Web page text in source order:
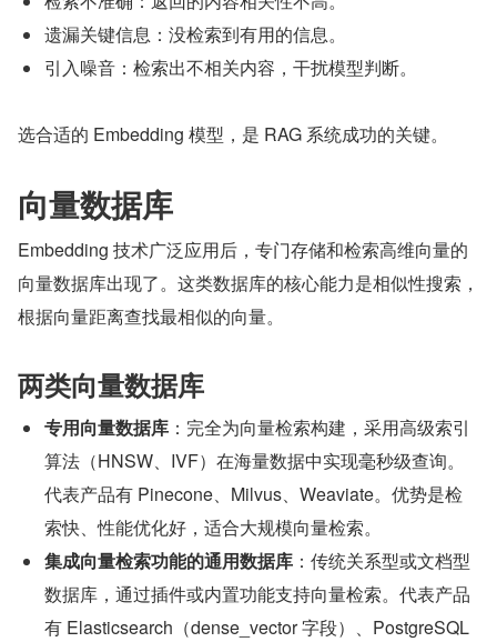
遗漏关键信息：没检索到有用的信息。
引入噪音：检索出不相关内容，干扰模型判断。
选合适的 Embedding 模型，是 RAG 系统成功的关键。
向量数据库
Embedding 技术广泛应用后，专门存储和检索高维向量的
向量数据库出现了。这类数据库的核心能力是相似性搜索，
根据向量距离查找最相似的向量。
两类向量数据库
专用向量数据库 ：完全为向量检索构建，采用高级索引
算法（HNSW、IVF）在海量数据中实现毫秒级查询。
代表产品有 Pinecone、Milvus、Weaviate。优势是检
索快、性能优化好，适合大规模向量检索。
集成向量检索功能的通用数据库 ：传统关系型或文档型
数据库，通过插件或内置功能支持向量检索。代表产品
有 Elasticsearch（dense_vector 字段）、PostgreSQL